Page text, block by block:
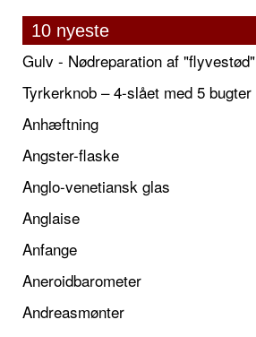
10 nyeste
Gulv - Nødreparation af "flyvestød"
Tyrkerknob – 4-slået med 5 bugter
Anhæftning
Angster-flaske
Anglo-venetiansk glas
Anglaise
Anfange
Aneroidbarometer
Andreasmønter